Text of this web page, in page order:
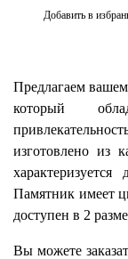
Добавить в
Предлагаем
который
изготовлено из
Памятник имеет
доступен в 2
Вы можете